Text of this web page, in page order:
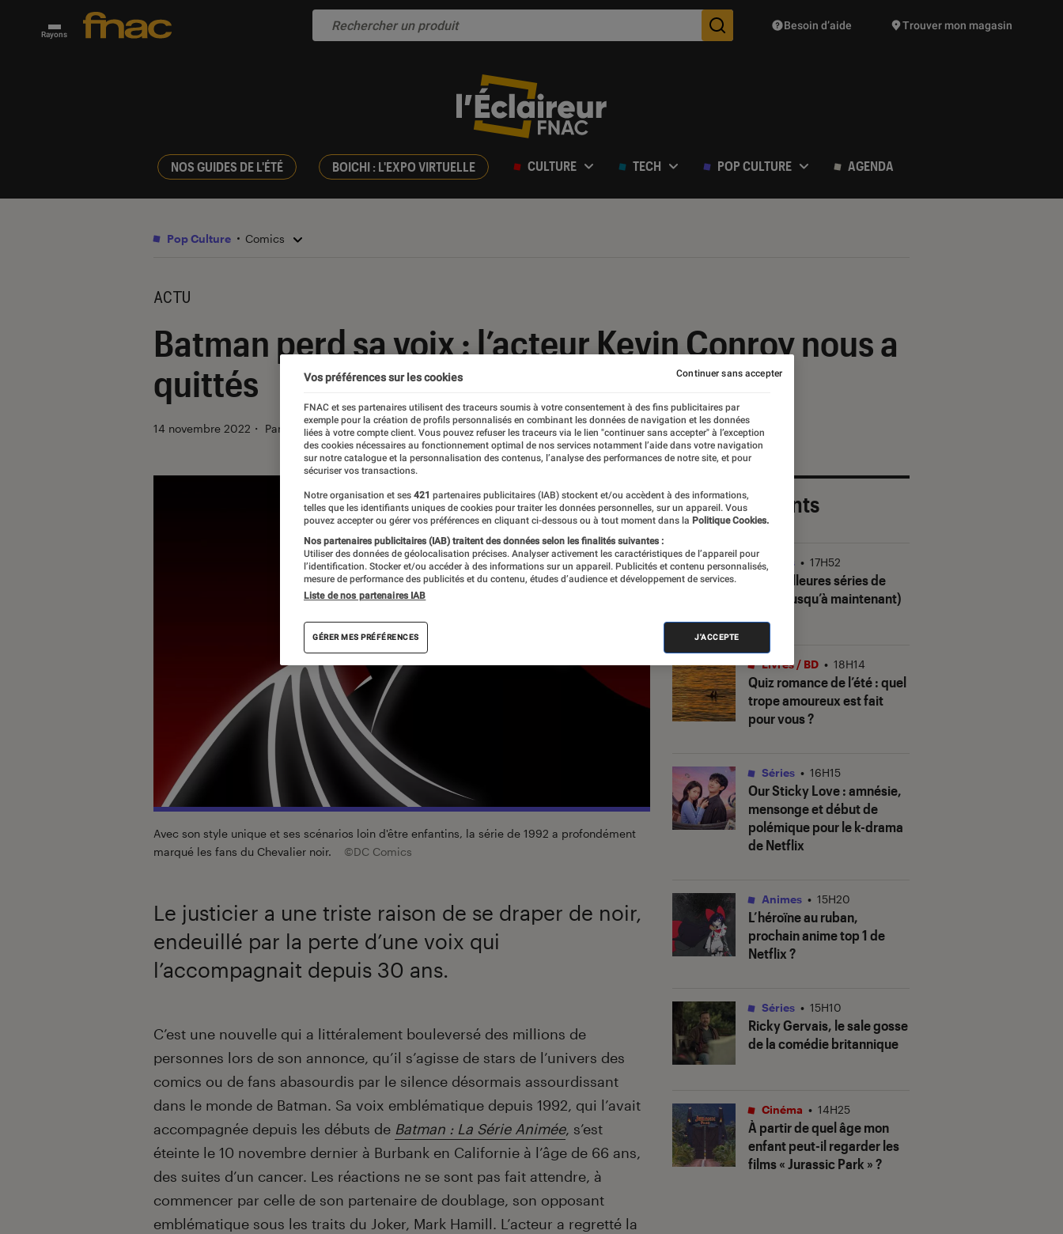
Rayons Des suggestions de produits vont vous être proposées
Besoin d’aide Trouver mon magasin
NOS GUIDES DE L'ÉTÉ BOICHI : L'EXPO VIRTUELLE CULTURE TECH POP CULTURE AGENDA
Pop Culture Comics
ACTU
Batman perd sa voix : l’acteur Kevin Conroy nous a
quittés
14 novembre 2022 ・ Par Vincent Oms
Avec son style unique et ses scénarios loin d'être enfantins, la série de 1992 a profondément
marqué les fans du Chevalier noir.
©DC Comics
Le justicier a une triste raison de se draper de noir,
endeuillé par la perte d’une voix qui
l’accompagnait depuis 30 ans.
Introduction
C’est une nouvelle qui a littéralement bouleversé des millions de
personnes lors de son annonce, qu’il s’agisse de stars de l’univers des
comics ou de fans abasourdis par le silence désormais assourdissant
dans le monde de Batman. Sa voix emblématique depuis 1992, qui l’avait
accompagnée depuis les débuts de Batman : La Série Animée, s’est
éteinte le 10 novembre dernier à Burbank en Californie à l’âge de 66 ans,
des suites d’un cancer. Les réactions ne se sont pas fait attendre, à
commencer par celle de son partenaire de doublage, son opposant
emblématique sous les traits du Joker, Mark Hamill. L’acteur a regretté la
Les plus récents
Les meilleures séries de
2026 (jusqu’à maintenant)
Séries • 17H52
Quiz romance de l’été : quel
trope amoureux est fait
pour vous ?
Livres / BD • 18H14
Our Sticky Love: amnésie,
mensonge et début de
polémique pour le k-drama
de Netflix
Séries • 16H15
L’héroïne au ruban,
prochain anime top 1 de
Netflix ?
Animes • 15H20
Ricky Gervais, le sale gosse
de la comédie britannique
Séries • 15H10
À partir de quel âge mon
enfant peut-il regarder les
films « Jurassic Park » ?
Cinéma • 14H25
Vos préférences sur les cookies
FNAC et ses partenaires utilisent des traceurs soumis à votre consentement à des fins publicitaires par
exemple pour la création de profils personnalisés en combinant les données de navigation et les données
liées à votre compte client. Vous pouvez refuser les traceurs via le lien "continuer sans accepter" à l’exception
des cookies nécessaires au fonctionnement optimal de nos services notamment l’aide dans votre navigation
sur notre catalogue et la personnalisation des contenus, l’analyse des performances de notre site, et pour
sécuriser vos transactions.
Notre organisation et ses 421 partenaires publicitaires (IAB) stockent et/ou accèdent à des informations,
telles que les identifiants uniques de cookies pour traiter les données personnelles, sur un appareil. Vous
pouvez accepter ou gérer vos préférences en cliquant ci-dessous ou à tout moment dans la Politique Cookies.
Nos partenaires publicitaires (IAB) traitent des données selon les finalités suivantes :
Utiliser des données de géolocalisation précises. Analyser activement les caractéristiques de l’appareil pour
l’identification. Stocker et/ou accéder à des informations sur un appareil. Publicités et contenu personnalisés,
mesure de performance des publicités et du contenu, études d’audience et développement de services.
Liste de nos partenaires IAB
GÉRER MES PRÉFÉRENCES J'ACCEPTE
Continuer sans accepter